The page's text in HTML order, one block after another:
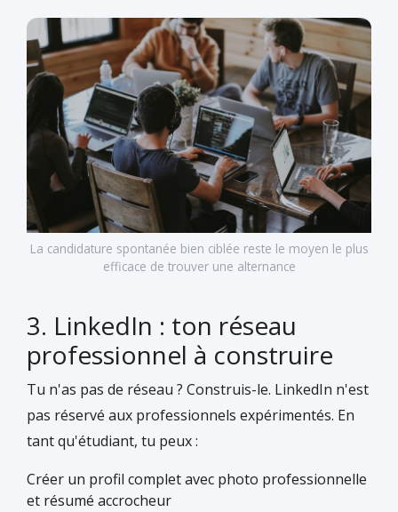
La candidature spontanée bien ciblée reste le moyen le plus
efficace de trouver une alternance
3. LinkedIn : ton réseau
professionnel à construire
Tu n'as pas de réseau ? Construis-le. LinkedIn n'est
pas réservé aux professionnels expérimentés. En
tant qu'étudiant, tu peux :
Créer un profil complet avec photo professionnelle
et résumé accrocheur